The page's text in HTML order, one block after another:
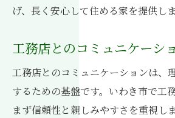
げ、長く安心して住める家を提供しま
工務店とのコミュニケーシ
工務店とのコミュニケーションは、
するための基盤です。いわき市で工
まず信頼性と親しみやすさを重視し